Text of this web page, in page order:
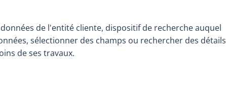
de l'entité cliente, dispositif de recherche auquel
sélectionner des champs ou rechercher des détails
de ses travaux.